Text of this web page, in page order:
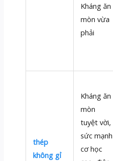
Kháng ăn
mòn vừa
phải
thép
không gỉ
Kháng ăn
mòn
tuyệt vời,
sức mạnh
cơ học